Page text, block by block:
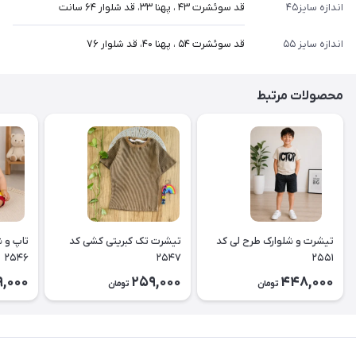
اندازه سایز۴۵ قد سوئشرت ۴۳ ، پهنا ۳۳، قد شلوار ۶۴ سانت
اندازه سایز ۵۵ قد سوئشرت ۵۴ ، پهنا ۴۰، قد شلوار ۷۶
محصولات مرتبط
تیشرت و شلوارک طرح لی کد
۲۵۵۱
448,000 تومان
تیشرت تک کبریتی کشی کد
۲۵۴۷
259,000 تومان
تاپ و
۲۵۴۶